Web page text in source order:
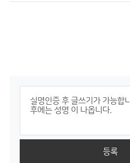
등록